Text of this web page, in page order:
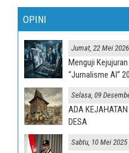
OPINI
Jumat, 22 Mei
Menguji
“Jurnalisme AI”
Selasa, 09
ADA
DESA
Sabtu, 10 Mei 2025